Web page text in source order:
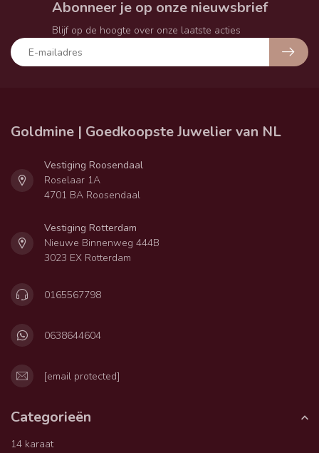
Abonneer je op onze nieuwsbrief
Blijf op de hoogte over onze laatste acties
Goldmine | Goedkoopste Juwelier van NL
Vestiging Roosendaal
Roselaar 1A
4701 BA Roosendaal
Vestiging Rotterdam
Nieuwe Binnenweg 444B
3023 EX Rotterdam
0165567798
0638644604
[email protected]
Categorieën
14 karaat